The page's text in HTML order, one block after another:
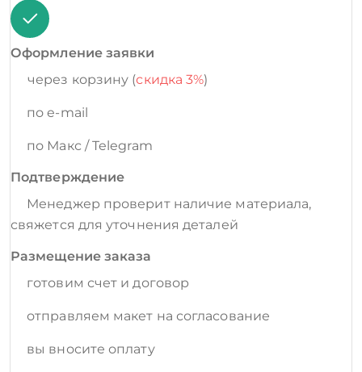
Оформление заявки
через корзину (скидка 3%)
по e-mail
по Макс / Telegram
Подтверждение
Менеджер проверит наличие материала,
свяжется для уточнения деталей
Размещение заказа
готовим счет и договор
отправляем макет на согласование
вы вносите оплату